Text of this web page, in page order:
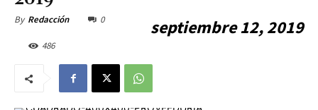
By Redacción septiembre 12, 2019
0
486